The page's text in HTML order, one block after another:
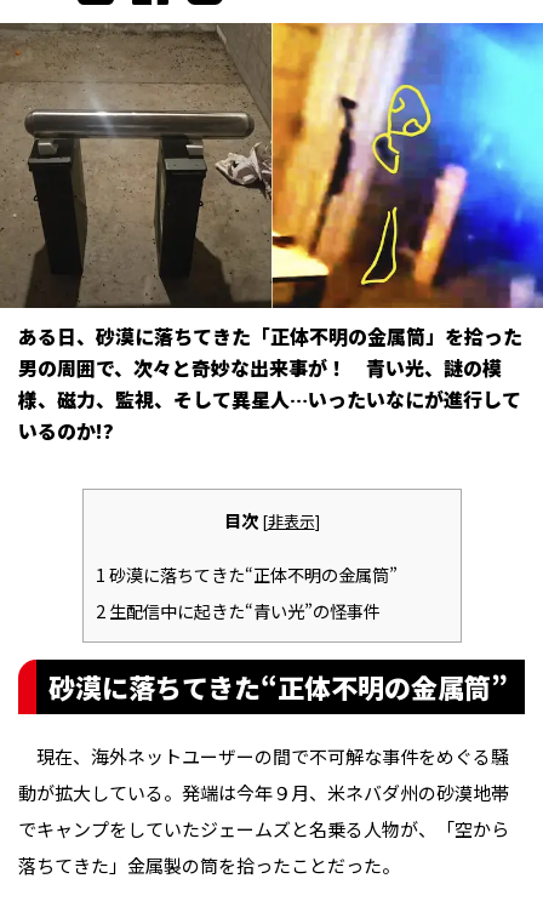
ある日、砂漠に落ちてきた「正体不明の金属筒」を拾った
男の周囲で、次々と奇妙な出来事が――！ 青い光、謎の模
様、磁力、監視、そして異星人…いったいなにが進行して
いるのか!?
目次 [非表示]
1砂漠に落ちてきた“正体不明の金属筒”
2生配信中に起きた“青い光”の怪事件
砂漠に落ちてきた“正体不明の金属筒”
現在、海外ネットユーザーの間で不可解な事件をめぐる騒
動が拡大している。発端は今年９月、米ネバダ州の砂漠地帯
でキャンプをしていたジェームズと名乗る人物が、「空から
落ちてきた」金属製の筒を拾ったことだった。